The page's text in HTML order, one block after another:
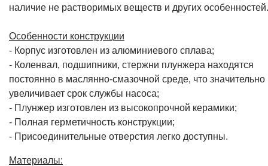
наличие не растворимых веществ и других особенностей.
Особенности конструкции
- Корпус изготовлен из алюминиевого сплава;
- Коленвал, подшипники, стержни плунжера находятся
постоянно в маслянно-смазочной среде, что значительно
увеличивает срок службы насоса;
- Плунжер изготовлен из высокопрочной керамики;
- Полная герметичность конструкции;
- Присоединительные отверстия легко доступны.
Материалы: